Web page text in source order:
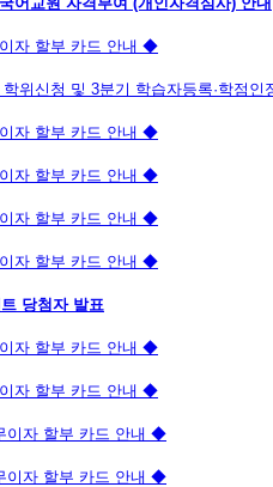
자 할부 카드 안내 ◆
학위신청 및 3분기 학습자등록·학점
자 할부 카드 안내 ◆
자 할부 카드 안내 ◆
자 할부 카드 안내 ◆
자 할부 카드 안내 ◆
당첨자 발표
자 할부 카드 안내 ◆
자 할부 카드 안내 ◆
이자 할부 카드 안내 ◆
이자 할부 카드 안내 ◆